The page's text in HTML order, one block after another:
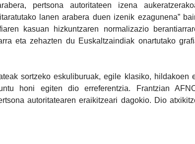
pertsona autoritateen izena
lanen arabera duen izenik ezagunena”
kasuan hizkuntzaren normalizazio
eta zehazten du Euskaltzaindiak onartutako
sortzeko eskuliburuak, egile klasiko, hildakoen
honi egiten dio erreferentzia. Frantzian
autoritatearen eraikitzeari dagokio. Dio